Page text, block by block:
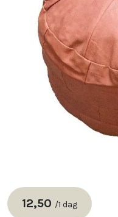
12,50 /1 dag